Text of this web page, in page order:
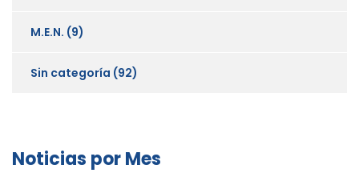
M.E.N. (9)
Sin categoría (92)
Noticias por Mes